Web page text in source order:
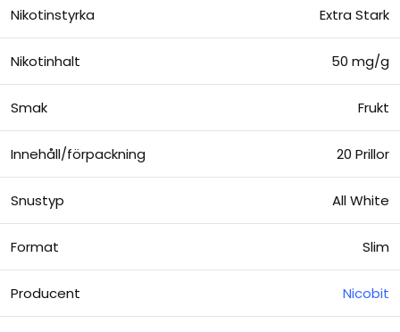
Nikotinstyrka Extra Stark
Nikotinhalt 50 mg/g
Smak Frukt
Innehåll/förpackning 20 Prillor
Snustyp All White
Format Slim
Producent Nicobit